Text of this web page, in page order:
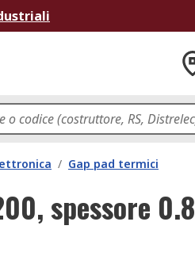
/ Gap pad termici
spessore 0.8